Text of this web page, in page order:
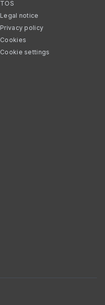
TOS
Legal notice
Privacy policy
Cookies
Cookie settings